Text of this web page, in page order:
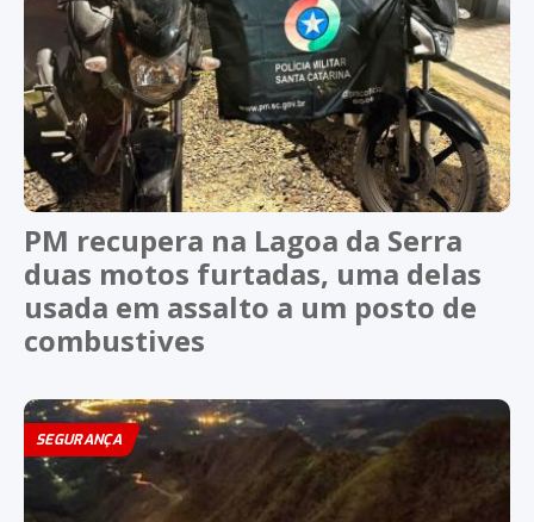
PM recupera na Lagoa da Serra
duas motos furtadas, uma delas
usada em assalto a um posto de
combustives
SEGURANÇA